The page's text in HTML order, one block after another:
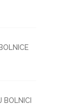
BOLNICI